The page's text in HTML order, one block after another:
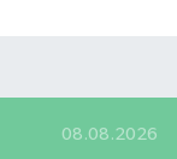
08.08.2026